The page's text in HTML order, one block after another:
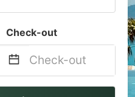
Check-out
Navigate